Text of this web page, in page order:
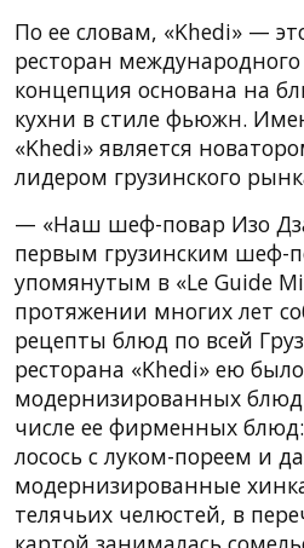
По ее словам, «Khedi» —
ресторан международного
концепция основана на
кухни в стиле фьюжн.
«Khedi» является
лидером грузинского
— «Наш шеф-повар Изо
первым грузинским шеф-
упомянутым в «Le Guide
протяжении многих лет
рецепты блюд по всей
ресторана «Khedi» ею
модернизированных блюд
числе ее фирменных
лосось с луком-пореем и
модернизированные
телячьих челюстей, в